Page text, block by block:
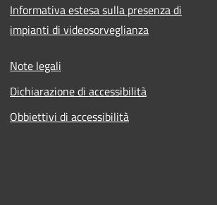
Informativa estesa sulla presenza di
impianti di videosorveglianza
Note legali
Dichiarazione di accessibilità
Obbiettivi di accessibilità